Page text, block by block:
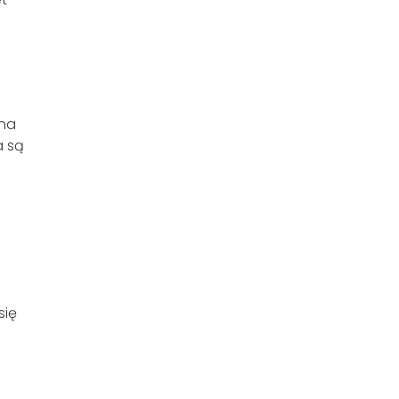
są